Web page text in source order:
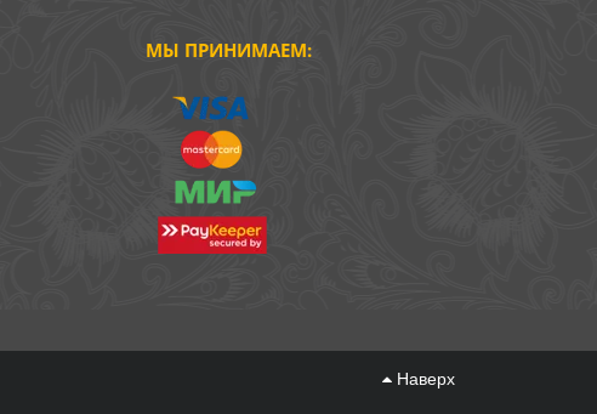
МЫ ПРИНИМАЕМ:
Наверх